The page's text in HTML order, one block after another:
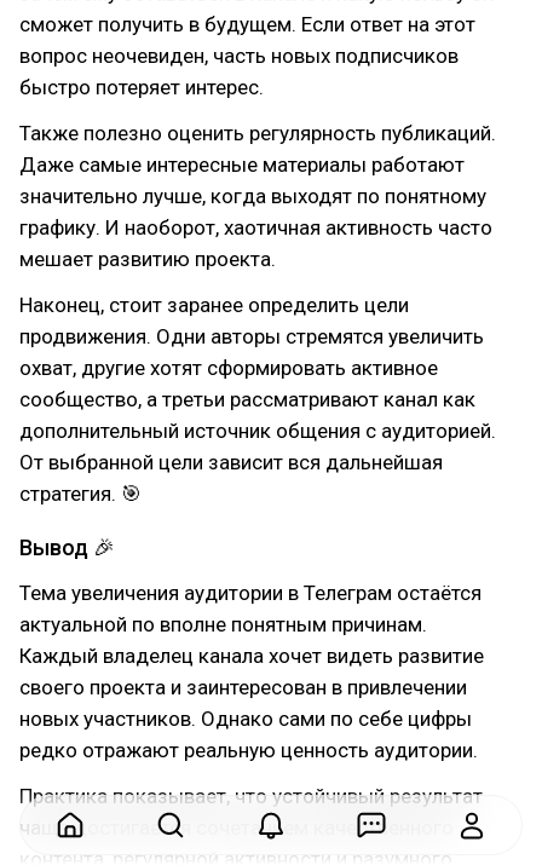
сможет получить в будущем. Если ответ на этот
вопрос неочевиден, часть новых подписчиков
быстро потеряет интерес.
Также полезно оценить регулярность публикаций.
Даже самые интересные материалы работают
значительно лучше, когда выходят по понятному
графику. И наоборот, хаотичная активность часто
мешает развитию проекта.
Наконец, стоит заранее определить цели
продвижения. Одни авторы стремятся увеличить
охват, другие хотят сформировать активное
сообщество, а третьи рассматривают канал как
дополнительный источник общения с аудиторией.
От выбранной цели зависит вся дальнейшая
стратегия. 🎯
Вывод 🎉
Тема увеличения аудитории в Телеграм остаётся
актуальной по вполне понятным причинам.
Каждый владелец канала хочет видеть развитие
своего проекта и заинтересован в привлечении
новых участников. Однако сами по себе цифры
редко отражают реальную ценность аудитории.
Практика показывает, что устойчивый результат
чаще достигается сочетанием качественного
контента, регулярной активности и разумного